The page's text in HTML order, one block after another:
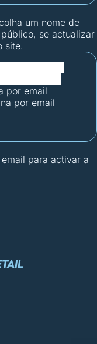
um nome de
se actualizar
site.
por email
por email
para activar a